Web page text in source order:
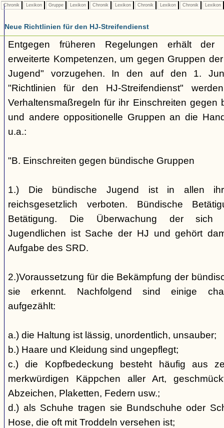
Chronik Lexikon Gruppe Lexikon Chronik Lexikon Chronik Lexikon Chronik Lexikon
Neue Richtlinien für den HJ-Streifendienst
Entgegen früheren Regelungen erhält der
erweiterte Kompetenzen, um gegen Gruppen
Jugend" vorzugehen. In den auf den 1.
"Richtlinien für den HJ-Streifendienst"
Verhaltensmaßregeln für ihr Einschreiten gegen
und andere oppositionelle Gruppen an die
u.a.:
"B. Einschreiten gegen bündische Gruppen
1.) Die bündische Jugend ist in allen
reichsgesetzlich verboten. Bündische
Betätigung. Die Überwachung der sich
Jugendlichen ist Sache der HJ und gehört
Aufgabe des SRD.
2.)Voraussetzung für die Bekämpfung der
sie erkennt. Nachfolgend sind einige
aufgezählt:
a.) die Haltung ist lässig, unordentlich, unsauber;
b.) Haare und Kleidung sind ungepflegt;
c.) die Kopfbedeckung besteht häufig aus
merkwürdigen Käppchen aller Art,
Abzeichen, Plaketten, Federn usw.;
d.) als Schuhe tragen sie Bundschuhe oder
Hose, die oft mit Troddeln versehen ist;